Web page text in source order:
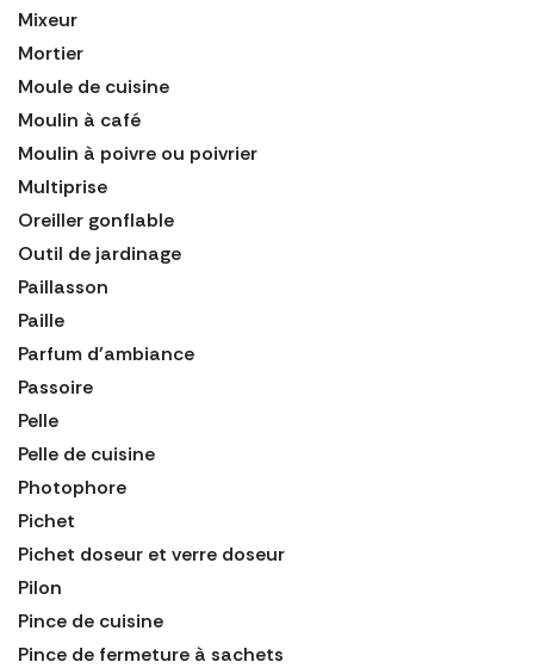
Mixeur
Mortier
Moule de cuisine
Moulin à café
Moulin à poivre ou poivrier
Multiprise
Oreiller gonflable
Outil de jardinage
Paillasson
Paille
Parfum d'ambiance
Passoire
Pelle
Pelle de cuisine
Photophore
Pichet
Pichet doseur et verre doseur
Pilon
Pince de cuisine
Pince de fermeture à sachets